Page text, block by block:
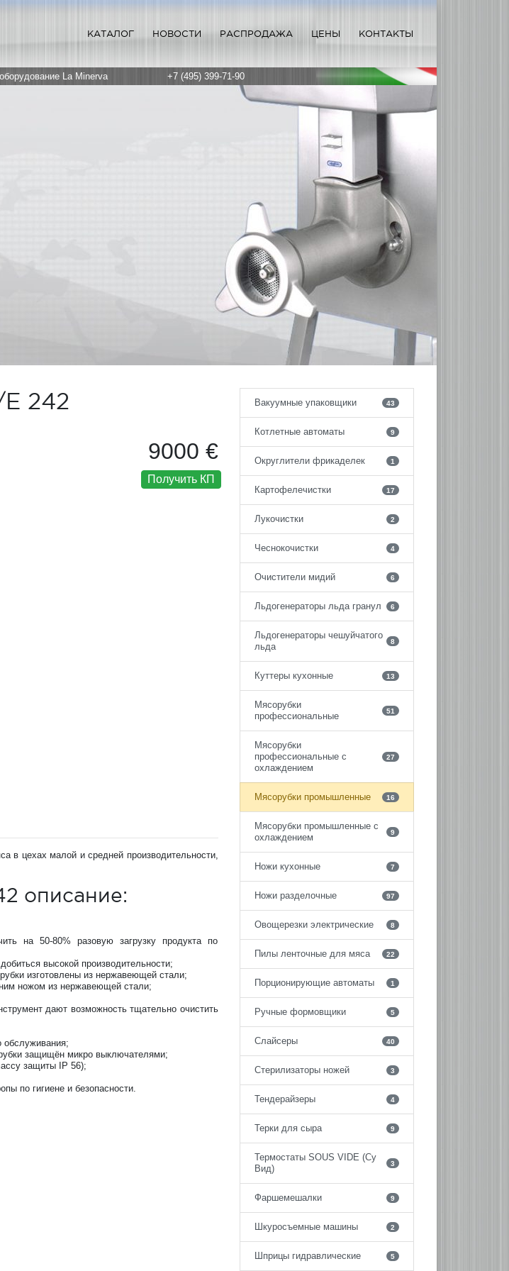
КАТАЛОГ НОВОСТИ РАСПРОДАЖА ЦЕНЫ КОНТАКТЫ
La Minerva +7 (495) 399-71-90
242
9000 €
Получить КП
в цехах малой и средней производительности,
описание:
на 50-80% разовую загрузку продукта по
высокой производительности;
изготовлены из нержавеющей стали;
ножом из нержавеющей стали;
дают возможность тщательно очистить
обслуживания;
защищён микро выключателями;
защиты IP 56);
по гигиене и безопасности.
Вакуумные упаковщики 43
Котлетные автоматы 9
Округлители фрикаделек 1
Картофелечистки 17
Лукочистки 2
Чеснокочистки 4
Очистители мидий 6
Льдогенераторы льда гранул 6
Льдогенераторы чешуйчатого
льда
8
Куттеры кухонные 13
Мясорубки
профессиональные
51
Мясорубки
профессиональные с
охлаждением
27
Мясорубки промышленные 16
Мясорубки промышленные с
охлаждением
9
Ножи кухонные 7
Ножи разделочные 97
Овощерезки электрические 8
Пилы ленточные для мяса 22
Порционирующие автоматы 1
Ручные формовщики 5
Слайсеры 40
Стерилизаторы ножей 3
Тендерайзеры 4
Терки для сыра 9
Термостаты SOUS VIDE (Су
Вид)
3
Фаршемешалки 9
Шкуросъемные машины 2
Шприцы гидравлические 5